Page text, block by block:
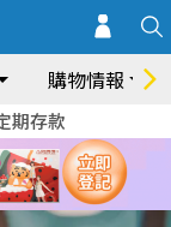
購物情報
期存款